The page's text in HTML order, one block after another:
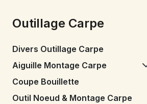
Outillage Carpe
Divers Outillage Carpe
Aiguille Montage Carpe
Coupe Bouillette
Outil Noeud & Montage Carpe